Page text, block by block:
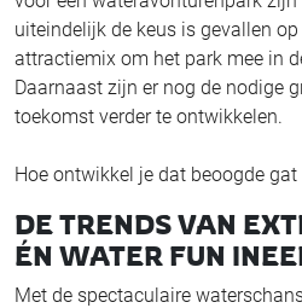
uiteindelijk de keus is gevallen
attractiemix om het park mee in
Daarnaast zijn er nog de nodige
toekomst verder te ontwikkelen.
Hoe ontwikkel je dat beoogde
DE TRENDS VAN
ÉN WATER FUN
Met de spectaculaire